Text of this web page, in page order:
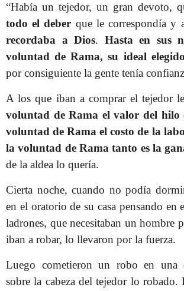
“Había un tejedor, un gran devoto,
todo el deber que le correspondía y
recordaba a Dios. Hasta en sus
voluntad de Rama, su ideal elegido
por consiguiente la gente tenía
A los que iban a comprar el tejedor
voluntad de Rama el valor del hilo
voluntad de Rama el costo de la
la voluntad de Rama tanto es la
de la aldea lo quería.
Cierta noche, cuando no podía
en el oratorio de su casa pensando en
ladrones, que necesitaban un hombre
iban a robar, lo llevaron por la fuerza.
Luego cometieron un robo en una
sobre la cabeza del tejedor lo robado.